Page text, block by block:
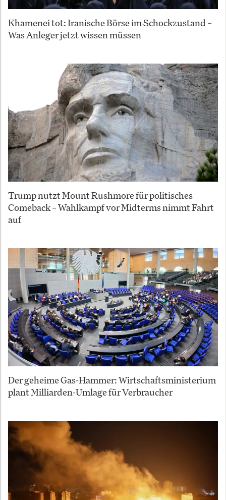
Khamenei tot: Iranische Börse im Schockzustand –
Was Anleger jetzt wissen müssen
Trump nutzt Mount Rushmore für politisches
Comeback – Wahlkampf vor Midterms nimmt Fahrt
auf
Der geheime Gas-Hammer: Wirtschaftsministerium
plant Milliarden-Umlage für Verbraucher